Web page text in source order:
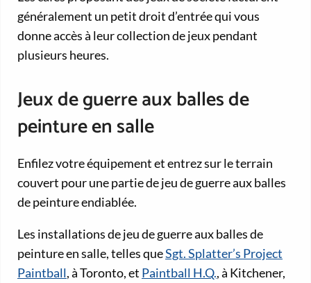
généralement un petit droit d’entrée qui vous
donne accès à leur collection de jeux pendant
plusieurs heures.
Jeux de guerre aux balles de
peinture en salle
Enfilez votre équipement et entrez sur le terrain
couvert pour une partie de jeu de guerre aux balles
de peinture endiablée.
Les installations de jeu de guerre aux balles de
peinture en salle, telles queSgt. Splatter’s Project
Paintball, à Toronto, et Paintball H.Q., à Kitchener,